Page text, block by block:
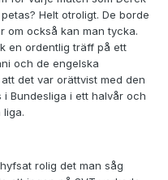
Helt otroligt. De borde
om också kan man tycka.
en ordentlig träff på ett
och de engelska
det var orättvist med den
Bundesliga i ett halvår och
liga.
rolig det man såg